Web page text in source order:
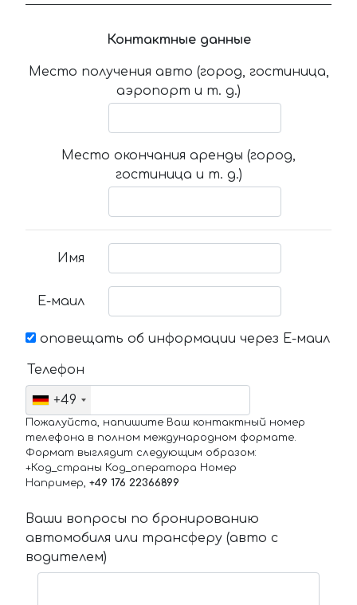
Контактные данные
Место получения авто (город, гостиница,
аэропорт и т. д.)
Место окончания аренды (город,
гостиница и т. д.)
Имя
Е-маил
оповещать об информации через Е-маил
Телефон
+49
Пожалуйста, напишите Ваш контактный номер
телефона в полном международном формате.
Формат выглядит следующим образом:
+Код_страны Код_оператора Номер
Например, +49 176 22366899
Ваши вопросы по бронированию
автомобиля или трансферу (авто с
водителем)